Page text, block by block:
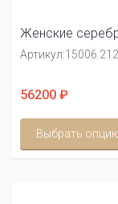
Женские
Артикул:15006.212
56200 ₽
Выбрать